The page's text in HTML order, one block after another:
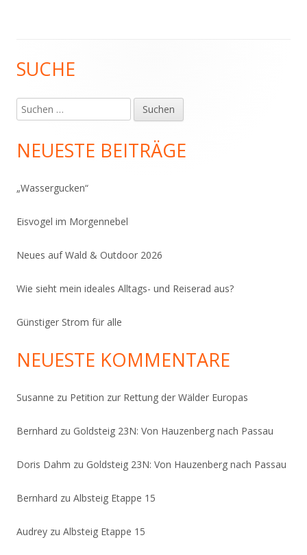
Haupt-
Seitenleiste
SUCHE
Suchen
nach:
NEUESTE BEITRÄGE
„Wassergucken“
Eisvogel im Morgennebel
Neues auf Wald & Outdoor 2026
Wie sieht mein ideales Alltags- und Reiserad aus?
Günstiger Strom für alle
NEUESTE KOMMENTARE
Susanne zu Petition zur Rettung der Wälder Europas
Bernhard zu Goldsteig 23N: Von Hauzenberg nach Passau
Doris Dahm zu Goldsteig 23N: Von Hauzenberg nach Passau
Bernhard zu Albsteig Etappe 15
Audrey zu Albsteig Etappe 15